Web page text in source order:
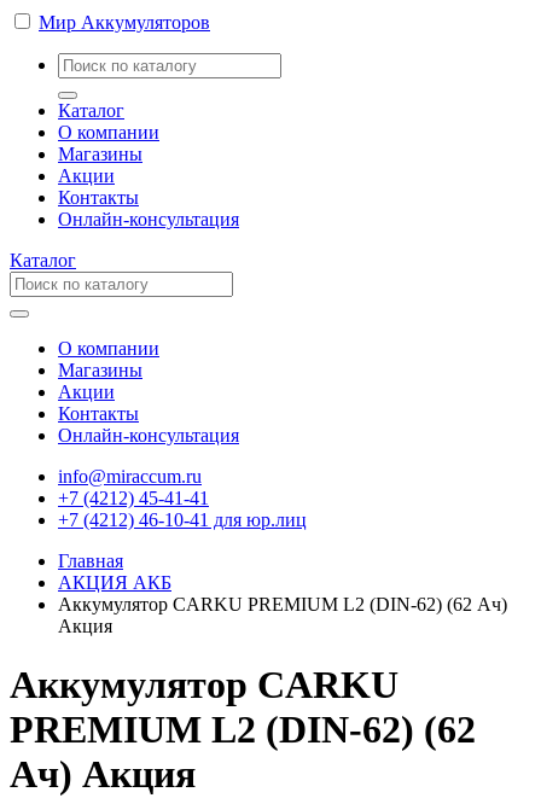
Мир Аккумуляторов
Каталог
О компании
Магазины
Акции
Контакты
Онлайн-консультация
Каталог
О компании
Магазины
Акции
Контакты
Онлайн-консультация
info@miraccum.ru
+7 (4212) 45-41-41
+7 (4212) 46-10-41 для юр.лиц
Главная
АКЦИЯ АКБ
Аккумулятор CARKU PREMIUM L2 (DIN-62) (62 Ач)
Акция
Аккумулятор CARKU
PREMIUM L2 (DIN-62) (62
Ач) Акция